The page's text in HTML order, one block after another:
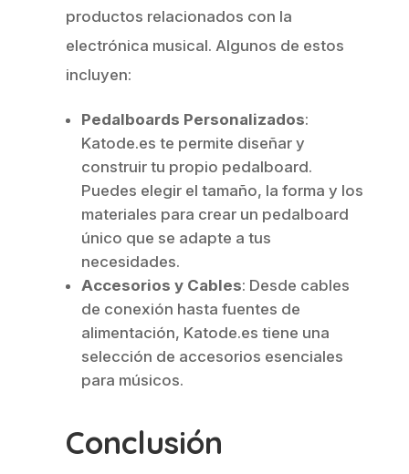
productos relacionados con la
electrónica musical. Algunos de estos
incluyen:
Pedalboards Personalizados:
Katode.es te permite diseñar y
construir tu propio pedalboard.
Puedes elegir el tamaño, la forma y los
materiales para crear un pedalboard
único que se adapte a tus
necesidades.
Accesorios y Cables: Desde cables
de conexión hasta fuentes de
alimentación, Katode.es tiene una
selección de accesorios esenciales
para músicos.
Conclusión